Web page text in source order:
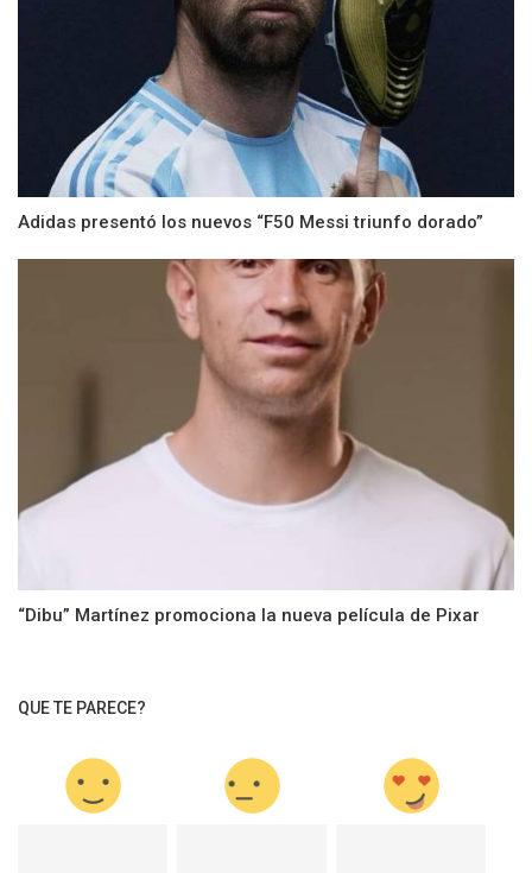
Adidas presentó los nuevos “F50 Messi triunfo dorado”
“Dibu” Martínez promociona la nueva película de Pixar
QUE TE PARECE?